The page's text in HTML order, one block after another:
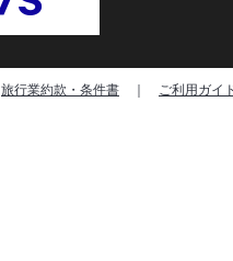
旅行業約款・条件書 ご利用ガイ